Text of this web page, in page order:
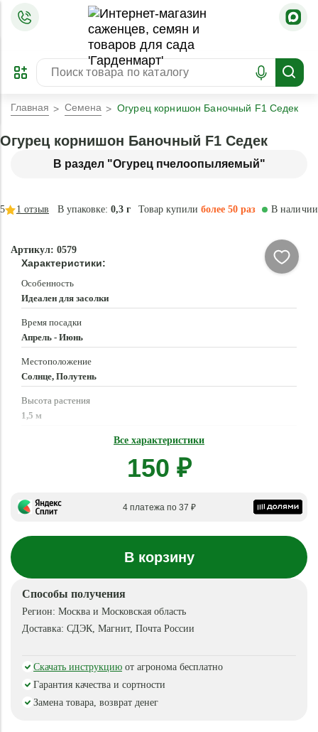
ПРЕДЗАКАЗ
ЗАБРОНИРОВАТЬ
ЛУЧШЕЕ
Главная Семена Огурец корнишон Баночный F1 Седек
В раздел "Огурец пчелоопыляемый"
Огурец корнишон Баночный F1 Седек
В упаковке: 0,3 г Товар купилиболее 50 раз
5 1 отзыв В наличии
Артикул: 0579
Характеристики:
Особенность
Идеален для засолки
Время посадки
Апрель - Июнь
Местоположение
Солнце, Полутень
Высота растения
1,5 м
Все характеристики
150 ₽
4 платежа по 37 ₽
В корзину
Способы получения
Регион: Москва и Московская область
Доставка: СДЭК, Магнит, Почта России
Скачать инструкцию от агронома бесплатно
Гарантия качества и сортности
Замена товара, возврат денег